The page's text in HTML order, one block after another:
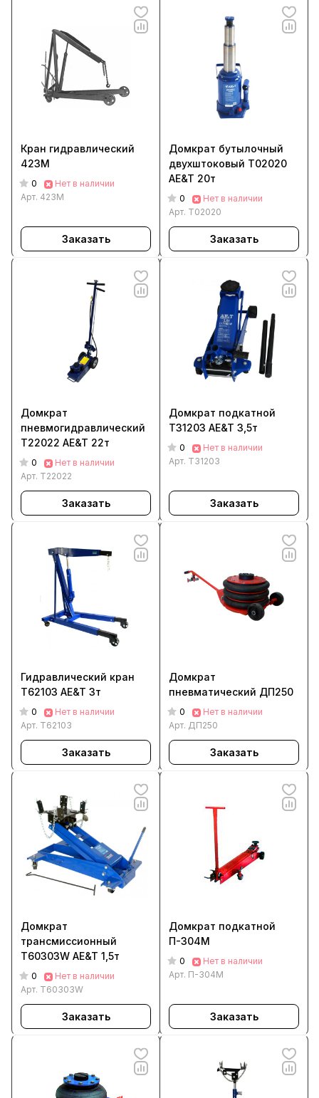
Кран гидравлический
423М
0
Нет в наличии
Арт. 423М
Заказать
Домкрат бутылочный
двухштоковый T02020
AE&T 20т
0
Нет в наличии
Арт. T02020
Заказать
Домкрат
пневмогидравлический
T22022 AE&T 22т
0
Нет в наличии
Арт. T22022
Заказать
Домкрат подкатной
T31203 AE&T 3,5т
0
Нет в наличии
Арт. T31203
Заказать
Гидравлический кран
Т62103 AE&T 3т
0
Нет в наличии
Арт. T62103
Заказать
Домкрат
пневматический ДП250
0
Нет в наличии
Арт. ДП250
Заказать
Домкрат
трансмиссионный
Т60303W AE&T 1,5т
0
Нет в наличии
Арт. T60303W
Заказать
Домкрат подкатной
П-304М
0
Нет в наличии
Арт. П-304М
Заказать